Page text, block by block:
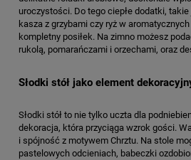
uroczystości. Do tego ciepłe dodatki,
kasza z grzybami czy ryż w
kompletny posiłek. Na zimno możesz
rukolą, pomarańczami i orzechami, oraz
Słodki stół jako element
Słodki stół to nie tylko uczta dla
dekoracja, która przyciąga wzrok gości.
i spójność z motywem Chrztu. Na stole
pastelowych odcieniach, babeczki